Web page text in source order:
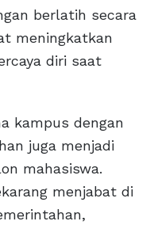
berlatih secara
meningkatkan
diri saat
kampus dengan
juga menjadi
mahasiswa.
menjabat di